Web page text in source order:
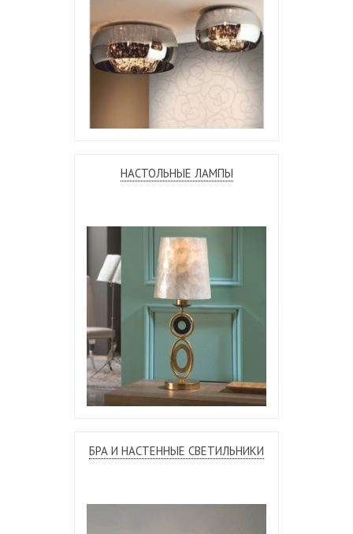
НАСТОЛЬНЫЕ ЛАМПЫ
БРА И НАСТЕННЫЕ СВЕТИЛЬНИКИ